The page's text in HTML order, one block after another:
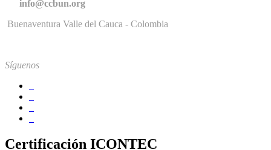
info@ccbun.org
Buenaventura Valle del Cauca - Colombia
Síguenos
Certificación ICONTEC